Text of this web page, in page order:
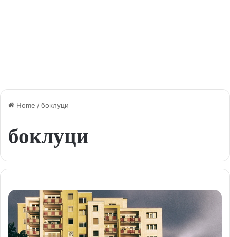
Home /боклуци
боклуци